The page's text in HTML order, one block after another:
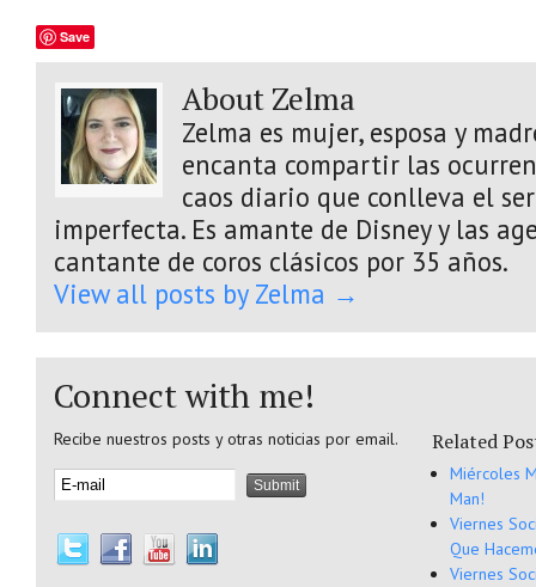
Save
About Zelma
Zelma es mujer, esposa y
encanta compartir las
caos diario que conlleva el
imperfecta. Es amante de Disney y las
cantante de coros clásicos por 35 años.
View all posts by Zelma →
Connect with me!
Recibe nuestros posts y otras noticias por email. Related
Miércoles
Man!
Viernes
Que
Viernes